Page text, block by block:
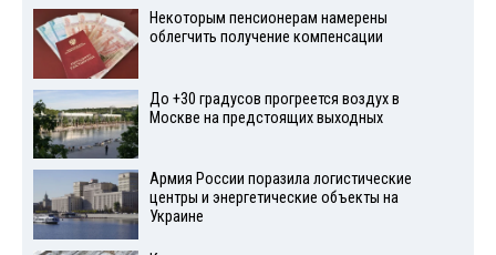
Некоторым пенсионерам намерены
облегчить получение компенсации
До +30 градусов прогреется воздух в
Москве на предстоящих выходных
Армия России поразила логистические
центры и энергетические объекты на
Украине